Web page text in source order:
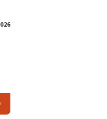
Pastikan Transparan